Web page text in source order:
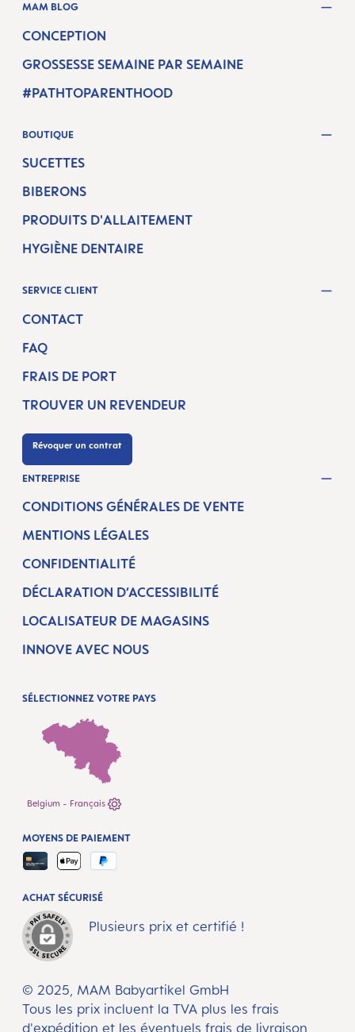
MAM BLOG
CONCEPTION
GROSSESSE SEMAINE PAR SEMAINE
#PATHTOPARENTHOOD
BOUTIQUE
SUCETTES
BIBERONS
PRODUITS D'ALLAITEMENT
HYGIÈNE DENTAIRE
SERVICE CLIENT
CONTACT
FAQ
FRAIS DE PORT
TROUVER UN REVENDEUR
Révoquer un contrat
ENTREPRISE
CONDITIONS GÉNÉRALES DE VENTE
MENTIONS LÉGALES
CONFIDENTIALITÉ
DÉCLARATION D’ACCESSIBILITÉ
LOCALISATEUR DE MAGASINS
INNOVE AVEC NOUS
SÉLECTIONNEZ VOTRE PAYS
Belgium - Français
© 2025, MAM Babyartikel GmbH
Tous les prix incluent la TVA plus les frais
d'expédition et les éventuels frais de livraison,
ACHAT SÉCURISÉ
Plusieurs prix et certifié !
MOYENS DE PAIEMENT